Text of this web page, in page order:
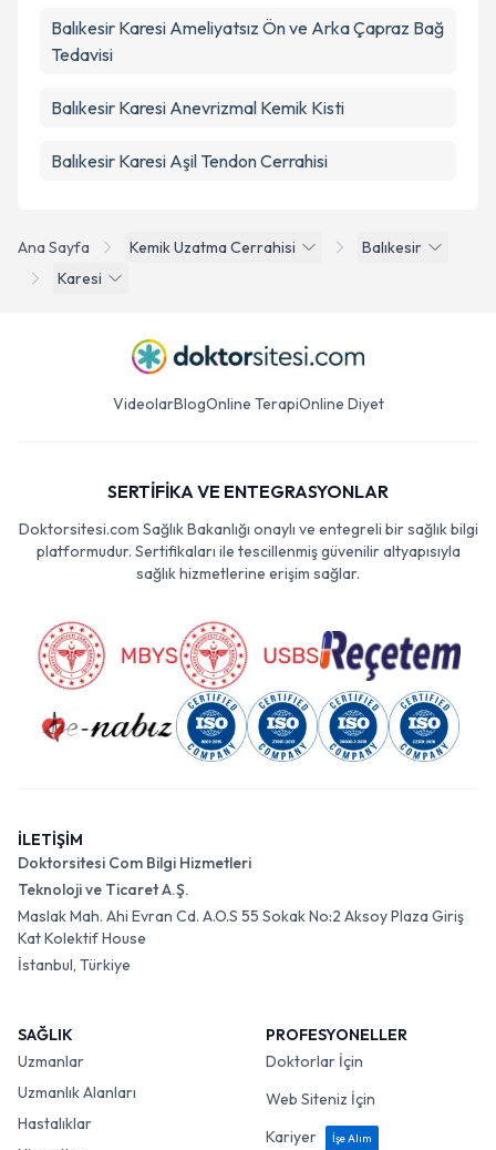
Ana Sayfa Kemik Uzatma Cerrahisi
Balıkesir
Karesi
Balıkesir Karesi Ameliyatsız Ön ve Arka Çapraz Bağ
Tedavisi
Balıkesir Karesi Anevrizmal Kemik Kisti
Balıkesir Karesi Aşil Tendon Cerrahisi
VideolarBlogOnline TerapiOnline Diyet
SERTİFİKA VE ENTEGRASYONLAR
Doktorsitesi.com Sağlık Bakanlığı onaylı ve entegreli bir sağlık bilgi
platformudur. Sertifikaları ile tescillenmiş güvenilir altyapısıyla
sağlık hizmetlerine erişim sağlar.
İLETİŞİM
Doktorsitesi Com Bilgi Hizmetleri
Teknoloji ve Ticaret A.Ş.
Maslak Mah. Ahi Evran Cd. A.O.S 55 Sokak No:2 Aksoy Plaza Giriş
Kat Kolektif House
İstanbul, Türkiye
SAĞLIK
Uzmanlar
Uzmanlık Alanları
Hastalıklar
PROFESYONELLER
Doktorlar İçin
Web Siteniz İçin
Kariyer
İşe Alım